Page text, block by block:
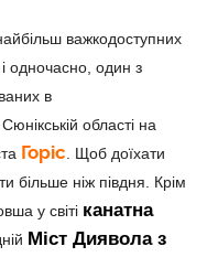
важкодоступних
і одночасно, один з
в
Сюнікській області на
Горіс. Щоб доїхати
більше ніж півдня. Крім
у світі канатна
Міст Диявола з